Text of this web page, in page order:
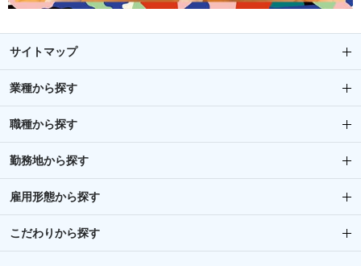
サイトマップ
業種から探す
職種から探す
勤務地から探す
雇用形態から探す
こだわりから探す